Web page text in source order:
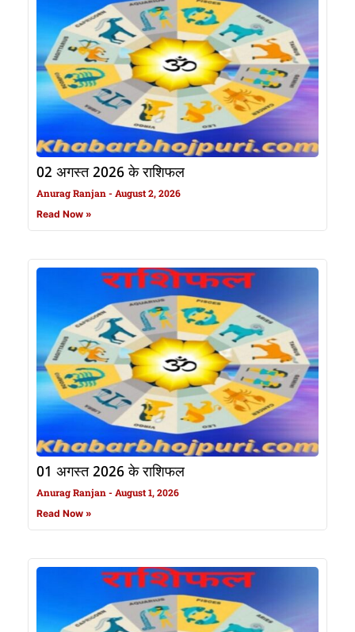
02 अगस्त 2026 के राशिफल
Anurag Ranjan August 2, 2026
Read Now »
01 अगस्त 2026 के राशिफल
Anurag Ranjan August 1, 2026
Read Now »